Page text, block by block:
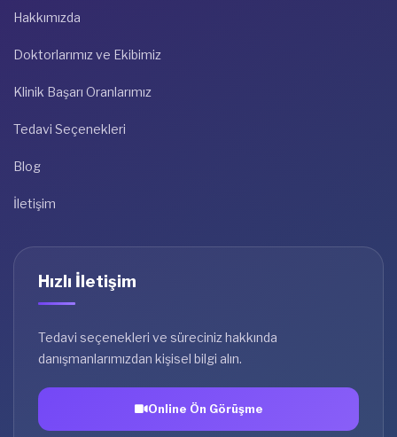
Hakkımızda
Doktorlarımız ve Ekibimiz
Klinik Başarı Oranlarımız
Tedavi Seçenekleri
Blog
İletişim
Hızlı İletişim
Tedavi seçenekleri ve süreciniz hakkında
danışmanlarımızdan kişisel bilgi alın.
Online Ön Görüşme